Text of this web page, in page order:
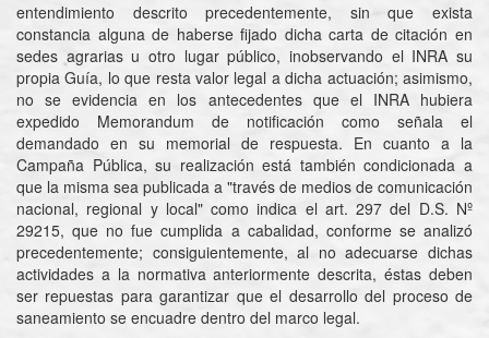
entendimiento descrito precedentemente, sin que exista
constancia alguna de haberse fijado dicha carta de citación en
sedes agrarias u otro lugar público, inobservando el INRA su
propia Guía, lo que resta valor legal a dicha actuación; asimismo,
no se evidencia en los antecedentes que el INRA hubiera
expedido Memorandum de notificación como señala el
demandado en su memorial de respuesta. En cuanto a la
Campaña Pública, su realización está también condicionada a
que la misma sea publicada a "través de medios de comunicación
nacional, regional y local" como indica el art. 297 del D.S. Nº
29215, que no fue cumplida a cabalidad, conforme se analizó
precedentemente; consiguientemente, al no adecuarse dichas
actividades a la normativa anteriormente descrita, éstas deben
ser repuestas para garantizar que el desarrollo del proceso de
saneamiento se encuadre dentro del marco legal.